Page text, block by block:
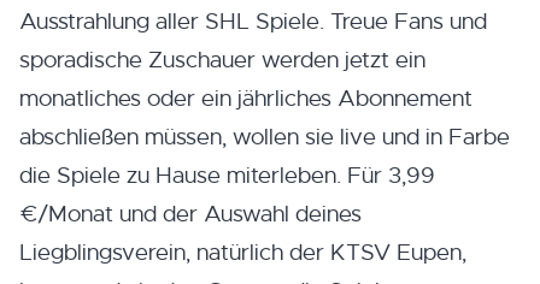
Ausstrahlung aller SHL Spiele. Treue Fans und
sporadische Zuschauer werden jetzt ein
monatliches oder ein jährliches Abonnement
abschließen müssen, wollen sie live und in Farbe
die Spiele zu Hause miterleben. Für 3,99
€/Monat und der Auswahl deines
Liegblingsverein, natürlich der KTSV Eupen,